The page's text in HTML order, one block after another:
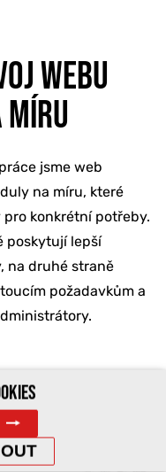
WEBU
jsme web
na míru, které
konkrétní potřeby.
poskytují lepší
na druhé straně
požadavkům a